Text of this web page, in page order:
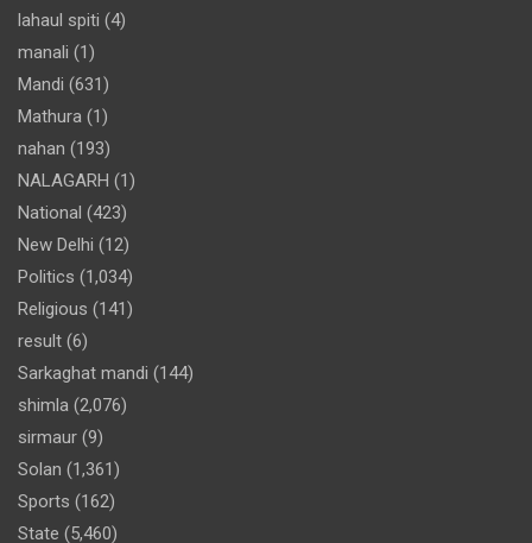
lahaul spiti (4)
manali (1)
Mandi (631)
Mathura (1)
nahan (193)
NALAGARH (1)
National (423)
New Delhi (12)
Politics (1,034)
Religious (141)
result (6)
Sarkaghat mandi (144)
shimla (2,076)
sirmaur (9)
Solan (1,361)
Sports (162)
State (5,460)